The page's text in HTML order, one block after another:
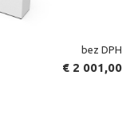
bez DPH
€ 2 001,00